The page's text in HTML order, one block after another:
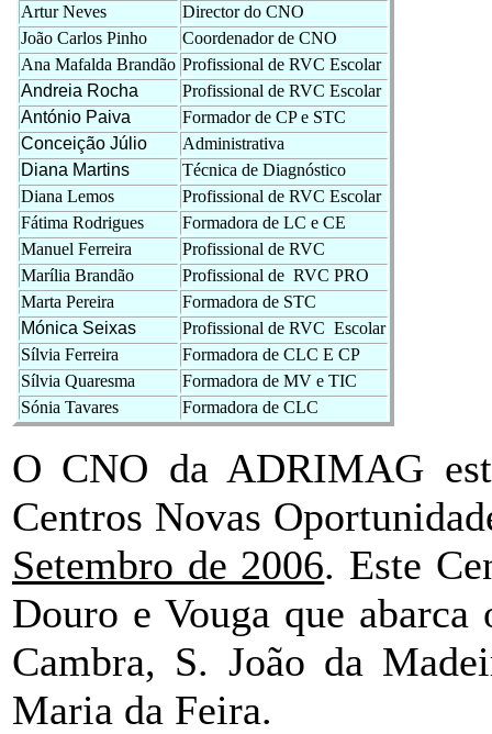
Artur Neves
Director do CNO
João Carlos Pinho
Coordenador de CNO
Ana Mafalda Brandão Profissional de RVC Escolar
Andreia Rocha
Profissional de RVC Escolar
António Paiva
Formador de CP e STC
Conceição Júlio
Administrativa
Diana Martins
Técnica de Diagnóstico
Diana Lemos
Profissional de RVC Escolar
Fátima Rodrigues
Formadora de LC e CE
Manuel Ferreira
Profissional de RVC
Marília Brandão
Profissional de RVC PRO
Marta Pereira
Formadora de STC
Mónica Seixas
Profissional de RVC Escolar
Sílvia Ferreira
Formadora de CLC E CP
Sílvia Quaresma
Formadora de MV e TIC
Sónia Tavares
Formadora de CLC
O CNO da ADRIMAG
Centros Novas
Setembro de 2006. Este
Douro e Vouga que
Cambra, S. João da
Maria da Feira.